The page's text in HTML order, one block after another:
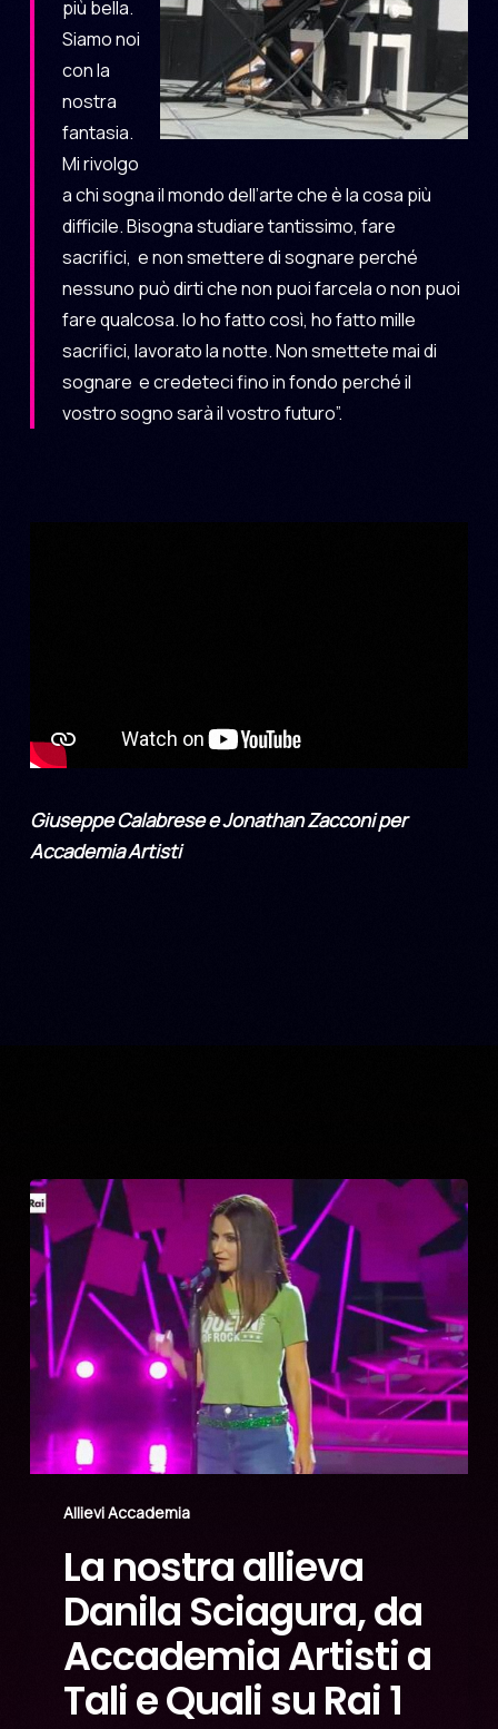
più bella.
Siamo noi
con la
nostra
fantasia.
Mi rivolgo
a chi sogna il mondo dell’arte che è la cosa più
difficile. Bisogna studiare tantissimo, fare
sacrifici, e non smettere di sognare perché
nessuno può dirti che non puoi farcela o non puoi
fare qualcosa. Io ho fatto così, ho fatto mille
sacrifici, lavorato la notte. Non smettete mai di
sognare e credeteci fino in fondo perché il
vostro sogno sarà il vostro futuro”.
Giuseppe Calabrese e Jonathan Zacconi per
Accademia Artisti
Allievi Accademia
La nostra allieva
Danila Sciagura, da
Accademia Artisti a
Tali e Quali su Rai 1